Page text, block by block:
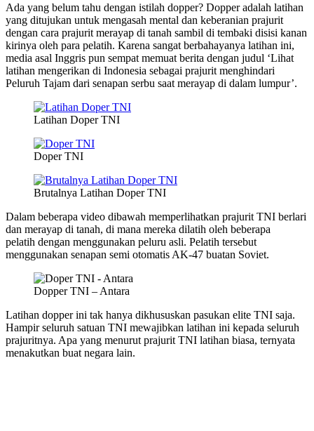
Ada yang belum tahu dengan istilah dopper? Dopper adalah latihan
yang ditujukan untuk mengasah mental dan keberanian prajurit
dengan cara prajurit merayap di tanah sambil di tembaki disisi kanan
kirinya oleh para pelatih. Karena sangat berbahayanya latihan ini,
media asal Inggris pun sempat memuat berita dengan judul ‘Lihat
latihan mengerikan di Indonesia sebagai prajurit menghindari
Peluruh Tajam dari senapan serbu saat merayap di dalam lumpur’.
Latihan Doper TNI
Doper TNI
Brutalnya Latihan Doper TNI
Dalam beberapa video dibawah memperlihatkan prajurit TNI berlari
dan merayap di tanah, di mana mereka dilatih oleh beberapa
pelatih dengan menggunakan peluru asli. Pelatih tersebut
menggunakan senapan semi otomatis AK-47 buatan Soviet.
Dopper TNI – Antara
Latihan dopper ini tak hanya dikhususkan pasukan elite TNI saja.
Hampir seluruh satuan TNI mewajibkan latihan ini kepada seluruh
prajuritnya. Apa yang menurut prajurit TNI latihan biasa, ternyata
menakutkan buat negara lain.